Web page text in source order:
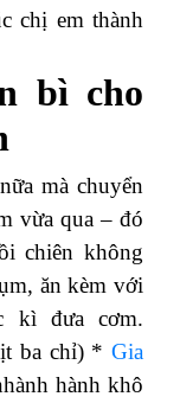
chị em thành
bì cho
mà chuyển
vừa qua – đó
chiên không
ăn kèm với
kì đưa cơm.
ba chỉ) * Gia
hành khô